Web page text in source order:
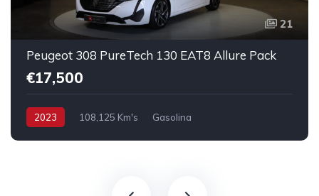
21
Peugeot 308 PureTech 130 EAT8 Allure Pack
€17,500
2023 108,125 Km's Gasolina